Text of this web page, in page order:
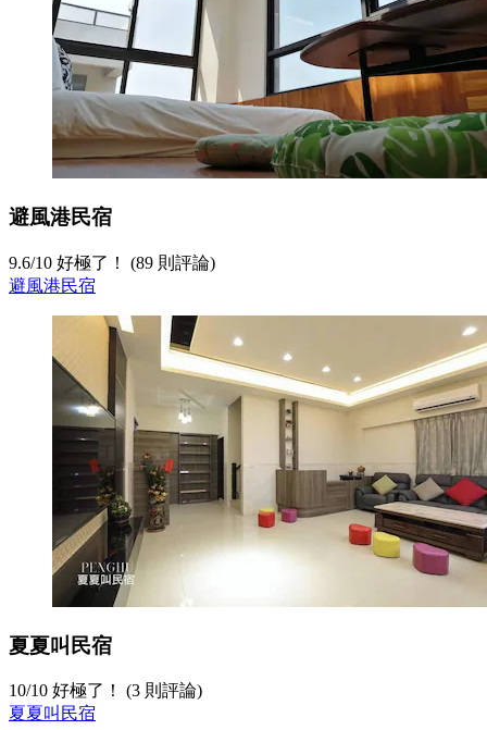
避風港民宿
9.6/10 好極了！ (89 則評論)
避風港民宿
夏夏叫民宿
10/10 好極了！ (3 則評論)
夏夏叫民宿